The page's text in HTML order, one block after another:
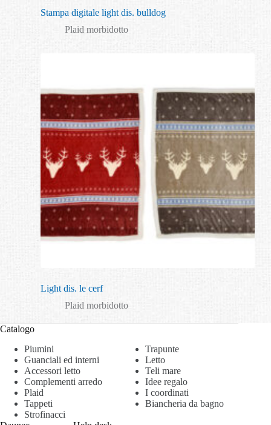
Stampa digitale light dis. bulldog
Plaid morbidotto
Light dis. le cerf
Plaid morbidotto
Catalogo
Piumini
Trapunte
Guanciali ed interni
Letto
Accessori letto
Teli mare
Complementi arredo
Idee regalo
Plaid
I coordinati
Tappeti
Biancheria da bagno
Strofinacci